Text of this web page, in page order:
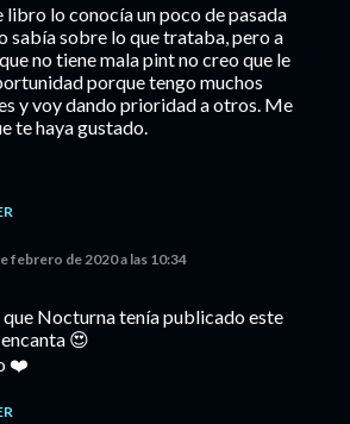
libro lo conocía un poco de pasada
sabía sobre lo que trataba, pero a
no tiene mala pint no creo que le
porque tengo muchos
y voy dando prioridad a otros. Me
te haya gustado.
febrero de 2020 a las 10:34
Nocturna tenía publicado este
😍
❤️